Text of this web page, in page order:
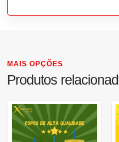
MAIS OPÇÕES
Produtos